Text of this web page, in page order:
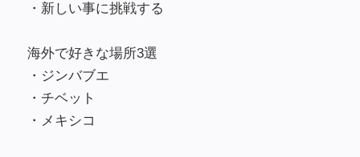
・新しい事に挑戦する
海外で好きな場所3選
・ジンバブエ
・チベット
・メキシコ